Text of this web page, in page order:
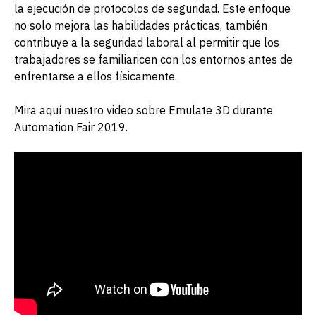
la ejecución de protocolos de seguridad. Este enfoque
no solo mejora las habilidades prácticas, también
contribuye a la seguridad laboral al permitir que los
trabajadores se familiaricen con los entornos antes de
enfrentarse a ellos físicamente.
Mira aquí nuestro video sobre Emulate 3D durante
Automation Fair 2019.